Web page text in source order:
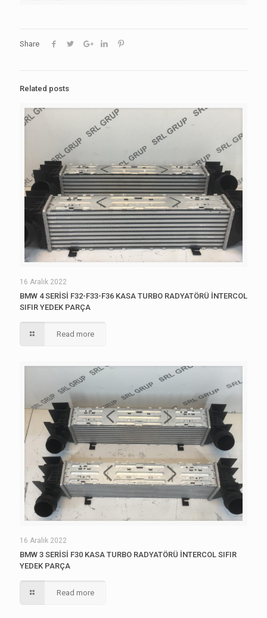
Share
Related posts
16 Aralık 2022
BMW 4 SERİSİ F32-F33-F36 KASA TURBO RADYATÖRÜ İNTERCOL
SIFIR YEDEK PARÇA
Read more
16 Aralık 2022
BMW 3 SERİSİ F30 KASA TURBO RADYATÖRÜ İNTERCOL SIFIR
YEDEK PARÇA
Read more